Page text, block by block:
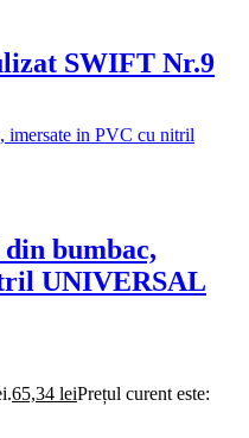
SWIFT Nr.9
bumbac,
UNIVERSAL
65,34 leiPrețul curent este: